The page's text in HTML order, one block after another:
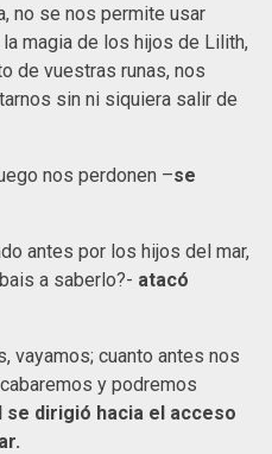
no se nos permite usar
magia de los hijos de Lilith,
de vuestras runas, nos
sin ni siquiera salir de
nos perdonen –se
antes por los hijos del mar,
a saberlo?- atacó
vayamos; cuanto antes nos
y podremos
se dirigió hacia el acceso